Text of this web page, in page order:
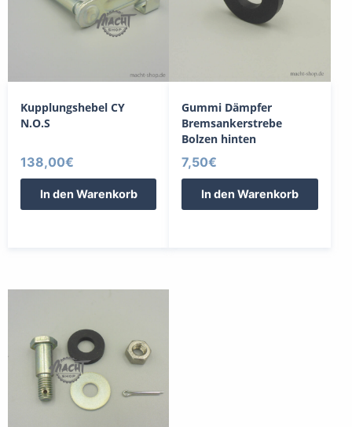
Kupplungshebel CY
N.O.S
138,00€
In den Warenkorb
Gummi Dämpfer
Bremsankerstrebe
Bolzen hinten
7,50€
In den Warenkorb